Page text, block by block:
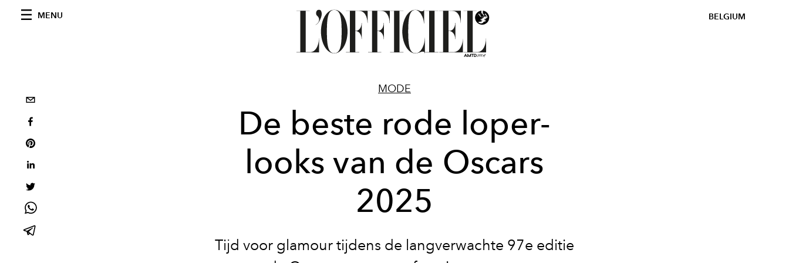
MENU BELGIUM
MODE
De beste rode loper-
looks van de Oscars
2025
Tijd voor glamour tijdens de langverwachte 97e editie